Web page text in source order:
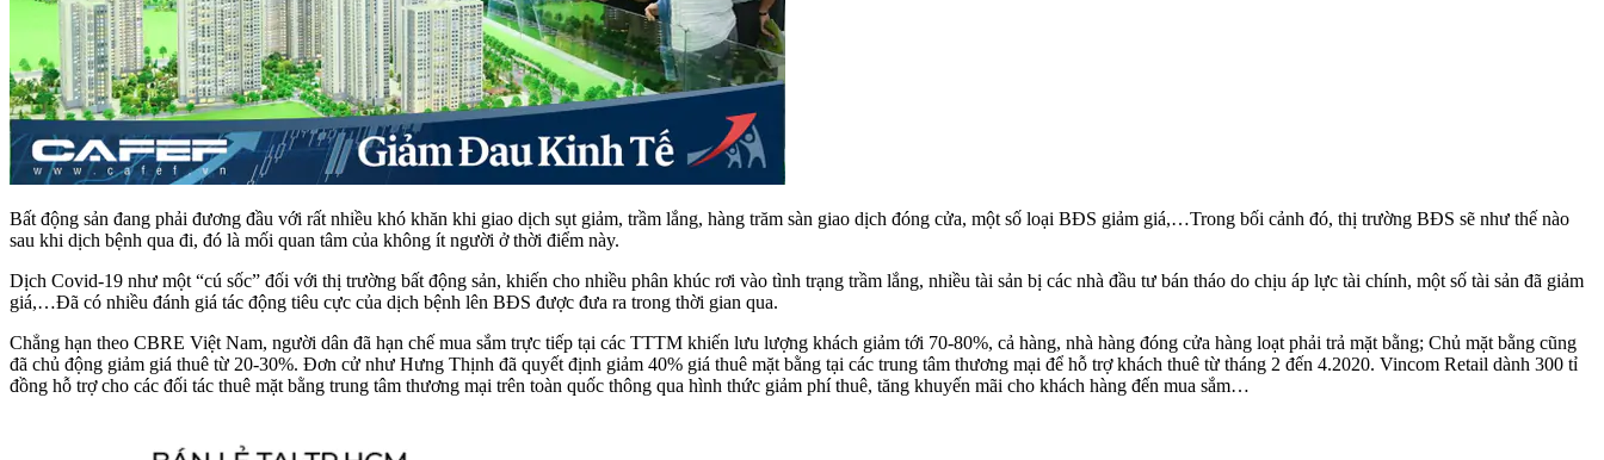
Bất động sản đang phải đương đầu với rất nhiều khó khăn khi giao dịch sụt giảm, trầm lắng, hàng trăm sàn giao dịch đóng cửa, một số loại BĐS giảm giá,…Trong bối cảnh đó, thị trường BĐS sẽ như thế nào
sau khi dịch bệnh qua đi, đó là mối quan tâm của không ít người ở thời điểm này.
Dịch Covid-19 như một “cú sốc” đối với thị trường bất động sản, khiến cho nhiều phân khúc rơi vào tình trạng trầm lắng, nhiều tài sản bị các nhà đầu tư bán tháo do chịu áp lực tài chính, một số tài sản đã giảm
giá,…Đã có nhiều đánh giá tác động tiêu cực của dịch bệnh lên BĐS được đưa ra trong thời gian qua.
Chẳng hạn theo CBRE Việt Nam, người dân đã hạn chế mua sắm trực tiếp tại các TTTM khiến lưu lượng khách giảm tới 70-80%, cả hàng, nhà hàng đóng cửa hàng loạt phải trả mặt bằng; Chủ mặt bằng cũng
đã chủ động giảm giá thuê từ 20-30%. Đơn cử như Hưng Thịnh đã quyết định giảm 40% giá thuê mặt bằng tại các trung tâm thương mại để hỗ trợ khách thuê từ tháng 2 đến 4.2020. Vincom Retail dành 300 tỉ
đồng hỗ trợ cho các đối tác thuê mặt bằng trung tâm thương mại trên toàn quốc thông qua hình thức giảm phí thuê, tăng khuyến mãi cho khách hàng đến mua sắm…